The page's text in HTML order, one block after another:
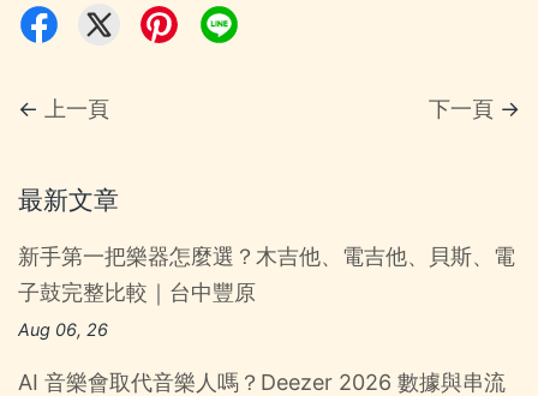
← 上一頁 下一頁 →
最新文章
新手第一把樂器怎麼選？木吉他、電吉他、貝斯、電
子鼓完整比較｜台中豐原
Aug 06, 26
AI 音樂會取代音樂人嗎？Deezer 2026 數據與串流